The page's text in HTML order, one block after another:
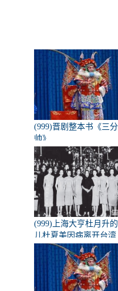
(999)晋剧整本书《三分
帅》
(999)上海大亨杜月升
儿杜夏美因病离开台湾